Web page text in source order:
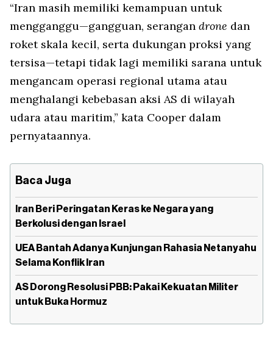
“Iran masih memiliki kemampuan untuk
mengganggu—gangguan, serangan drone dan
roket skala kecil, serta dukungan proksi yang
tersisa—tetapi tidak lagi memiliki sarana untuk
mengancam operasi regional utama atau
menghalangi kebebasan aksi AS di wilayah
udara atau maritim,” kata Cooper dalam
pernyataannya.
Baca Juga
Iran Beri Peringatan Keras ke Negara yang
Berkolusi dengan Israel
UEA Bantah Adanya Kunjungan Rahasia Netanyahu
Selama Konflik Iran
AS Dorong Resolusi PBB: Pakai Kekuatan Militer
untuk Buka Hormuz